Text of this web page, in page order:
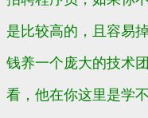
是比较高的，且容易
钱养一个庞大的技术
看，他在你这里是学